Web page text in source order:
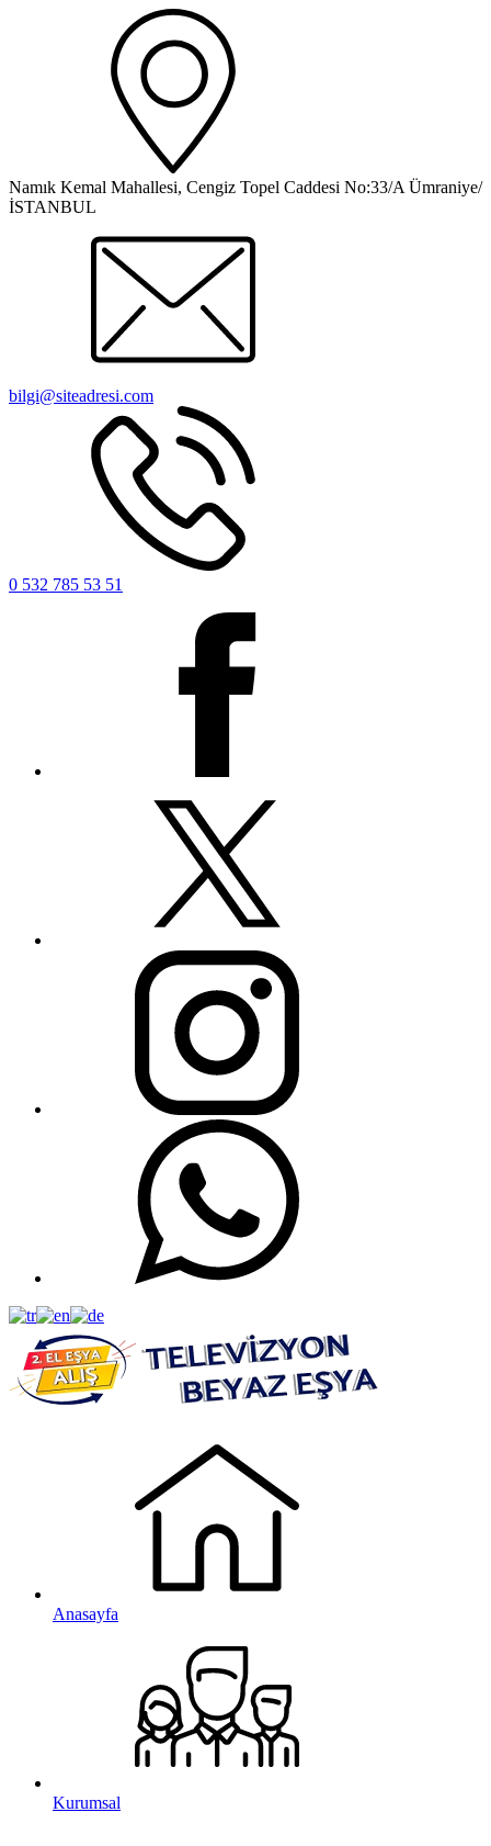
Namık Kemal Mahallesi, Cengiz Topel Caddesi No:33/A Ümraniye/
İSTANBUL
bilgi@siteadresi.com
0 532 785 53 51
Anasayfa
Kurumsal